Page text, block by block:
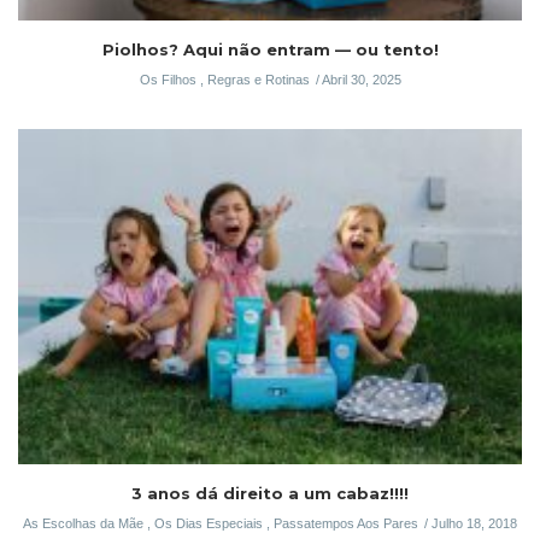
Piolhos? Aqui não entram — ou tento!
Os Filhos Regras e Rotinas Abril 30, 2025
3 anos dá direito a um cabaz!!!!
As Escolhas da Mãe Os Dias Especiais Passatempos Aos Pares Julho 18, 2018